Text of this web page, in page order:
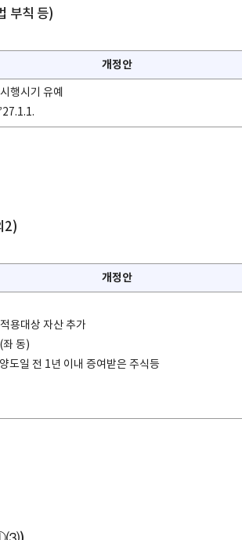
부칙 등)
개정안
행시기 유예
2)
개정안
용대상 자산 추가
좌 동)
도일 전 1년 이내 증여받은 주식등